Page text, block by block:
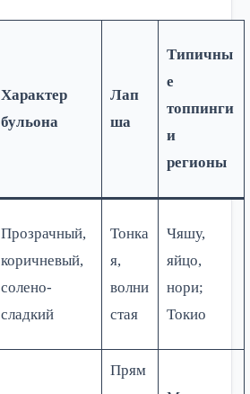
Характер
бульона
Лап
ша
Типичны
е
топпинги
и
регионы
Прозрачный,
коричневый,
солено-
сладкий
Тонка
я,
волни
стая
Чяшу,
яйцо,
нори;
Токио
Прям